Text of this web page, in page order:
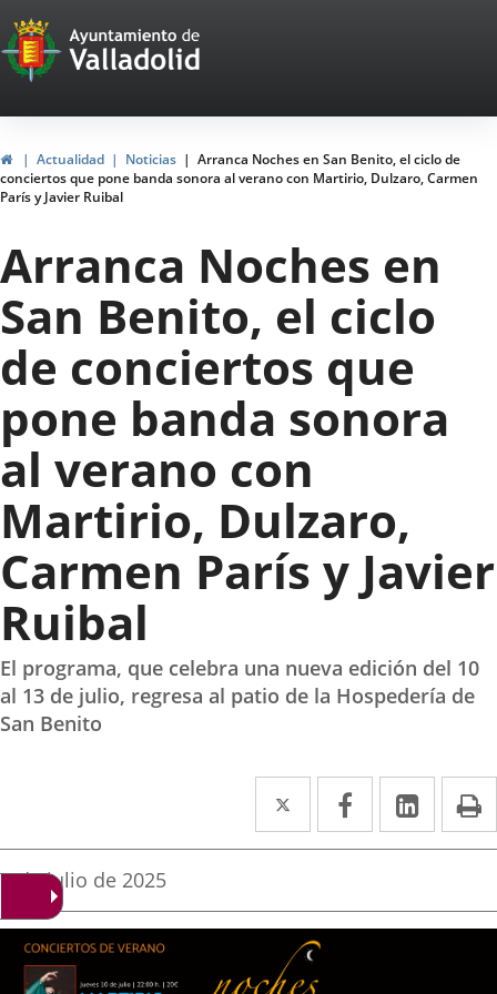
Portal
Web
del
Ayuntamiento
de
Valladolid
InicioActualidad Noticias
Arranca Noches en San Benito, el ciclo de
conciertos que pone banda sonora al verano con Martirio, Dulzaro, Carmen
París y Javier Ruibal
Arranca Noches en
San Benito, el ciclo
de conciertos que
pone banda sonora
al verano con
Martirio, Dulzaro,
Carmen París y Javier
Ruibal
El programa, que celebra una nueva edición del 10
al 13 de julio, regresa al patio de la Hospedería de
San Benito
Twitter
Enlace
a
aplicación
externa.
Facebook
Enlace
a
aplicación
Enlace
a
Fecha
la
noticia
9 de julio de 2025